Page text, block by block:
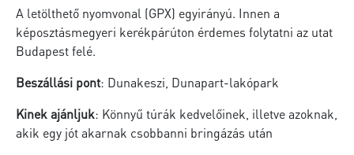
A letölthető nyomvonal (GPX) egyirányú. Innen a
képosztásmegyeri kerékpárúton érdemes folytatni az utat
Budapest felé.
Beszállási pont: Dunakeszi, Dunapart-lakópark
Kinek ajánljuk: Könnyű túrák kedvelőinek, illetve azoknak,
akik egy jót akarnak csobbanni bringázás után